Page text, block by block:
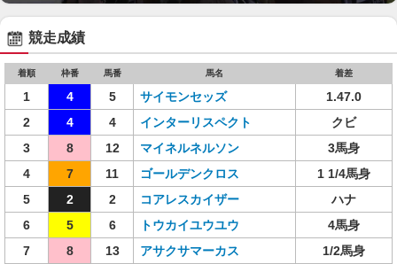
競走成績
着順 枠番 馬番 馬名 着差
1 4 5 サイモンセッズ
1.47.0
2
4 4 インターリスペクト
クビ
3
8 12 マイネルネルソン
3馬身
4
7 11 ゴールデンクロス
1 1/4馬身
5
2 2 コアレスカイザー
ハナ
6
5 6 トウカイユウユウ
4馬身
7
8 13 アサクサマーカス
1/2馬身